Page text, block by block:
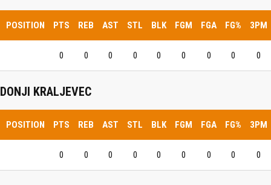
POSITION PTS REB AST STL BLK FGM FGA FG% 3PM
0 0 0 0 0 0 0 0 0
DONJI KRALJEVEC
POSITION PTS REB AST STL BLK FGM FGA FG% 3PM
0 0 0 0 0 0 0 0 0